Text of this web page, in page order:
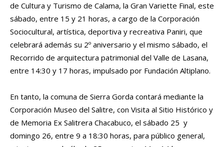
de Cultura y Turismo de Calama, la Gran Variette Final, este
sábado, entre 15 y 21 horas, a cargo de la Corporación
Sociocultural, artística, deportiva y recreativa Paniri, que
celebrará además su 2º aniversario y el mismo sábado, el
Recorrido de arquitectura patrimonial del Valle de Lasana,
entre 14:30 y 17 horas, impulsado por Fundación Altiplano.
En tanto, la comuna de Sierra Gorda contará mediante la
Corporación Museo del Salitre, con Visita al Sitio Histórico y
de Memoria Ex Salitrera Chacabuco, el sábado 25 y
domingo 26, entre 9 a 18:30 horas, para público general,